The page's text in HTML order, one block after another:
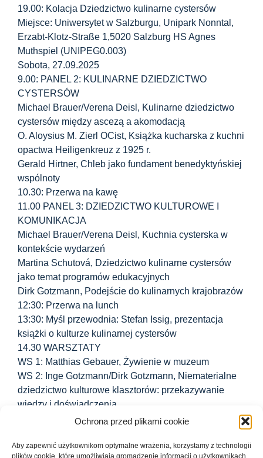
Ochrona przed plikami cookie
Aby zapewnić użytkownikom optymalne wrażenia, korzystamy z technologii
plików cookie, które umożliwiają gromadzenie informacji o użytkownikach
19.00: Kolacja Dziedzictwo kulinarne cystersów
Miejsce: Uniwersytet w Salzburgu, Unipark Nonntal,
Erzabt-Klotz-Straße 1,5020 Salzburg HS Agnes
Muthspiel (UNIPEG0.003)
Sobota, 27.09.2025
9.00: PANEL 2: KULINARNE DZIEDZICTWO
CYSTERSÓW
Michael Brauer/Verena Deisl, Kulinarne dziedzictwo
cystersów między ascezą a akomodacją
O. Aloysius M. Zierl OCist, Książka kucharska z kuchni
opactwa Heiligenkreuz z 1925 r.
Gerald Hirtner, Chleb jako fundament benedyktyńskiej
wspólnoty
10.30: Przerwa na kawę
11.00 PANEL 3: DZIEDZICTWO KULTUROWE I
KOMUNIKACJA
Michael Brauer/Verena Deisl, Kuchnia cysterska w
kontekście wydarzeń
Martina Schutová, Dziedzictwo kulinarne cystersów
jako temat programów edukacyjnych
Dirk Gotzmann, Podejście do kulinarnych krajobrazów
12:30: Przerwa na lunch
13:30: Myśl przewodnia: Stefan Issig, prezentacja
książki o kulturze kulinarnej cystersów
14.30 WARSZTATY
WS 1: Matthias Gebauer, Żywienie w muzeum
WS 2: Inge Gotzmann/Dirk Gotzmann, Niematerialne
dziedzictwo kulturowe klasztorów: przekazywanie
wiedzy i doświadczenia
WS 3: Tomas Pleva, Wizualizacja 3D (maks. 14
WS 4: Marlene Ernst/Katharina Zeppezauer-